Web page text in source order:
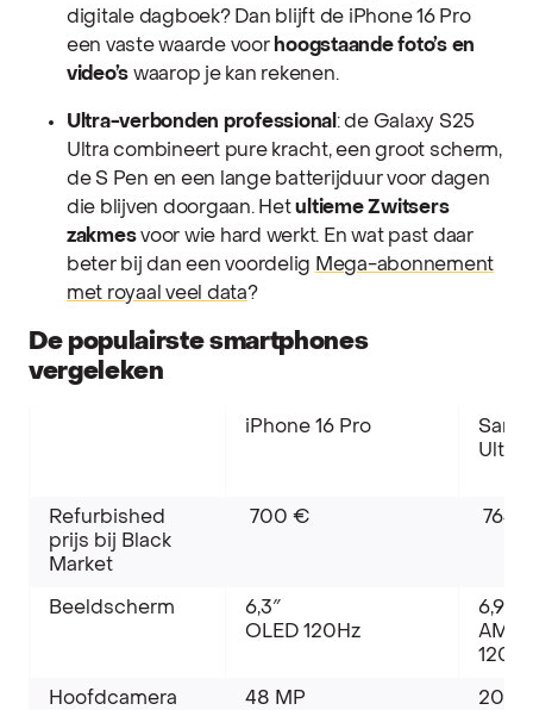
digitale dagboek? Dan blijft de iPhone 16 Pro
een vaste waarde voor hoogstaande foto’s en
video’s waarop je kan rekenen.
Ultra-verbonden professional : de Galaxy S25
Ultra combineert pure kracht, een groot scherm,
de S Pen en een lange batterijduur voor dagen
die blijven doorgaan. Hetultieme Zwitsers
zakmesvoor wie hard werkt. En wat past daar
beter bij dan een voordelig Mega-abonnement
met royaal veel data?
De populairste smartphones
vergeleken
iPhone 16 Pro
Ultra
Refurbished
prijs bij Black
Market
700 € 764
Beeldscherm
6,3″
OLED 120Hz
6,9″
Hoofdcamera 48 MP 200